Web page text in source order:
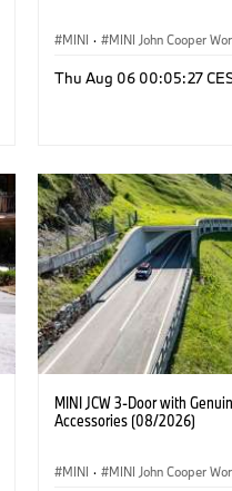
MINI · MINI John Cooper
Doplňky na přání, příslušenství
Thu Aug 06 00:05:27
MINI JCW 3-Door with
Accessories (08/2026)
MINI · MINI John Cooper